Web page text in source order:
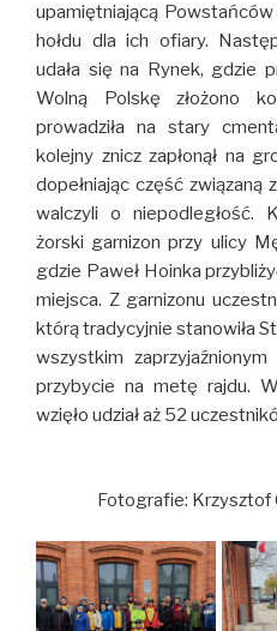
upamiętniającą
hołdu dla ich ofiary.
udała się na Rynek, gdzie
Wolną Polskę złożono
prowadziła na stary
kolejny znicz zapłonął na
dopełniając część
walczyli o niepodległość.
żorski garnizon przy ulicy
gdzie Paweł Hoinka
miejsca. Z garnizonu
którą tradycyjnie stanowiła
wszystkim
przybycie na metę rajdu.
wzięło udział aż 52
Fotografie: Krzysztof